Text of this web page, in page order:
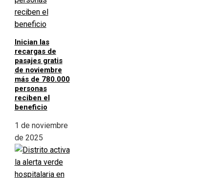
Inician las
recargas de
pasajes gratis
de noviembre
más de 780.000
personas
reciben el
beneficio
1 de noviembre
de 2025